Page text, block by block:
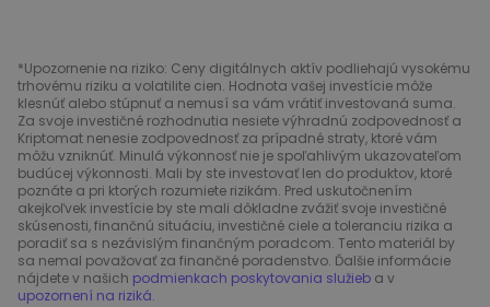
*Upozornenie na riziko: Ceny digitálnych aktív podliehajú vysokému
trhovému riziku a volatilite cien. Hodnota vašej investície môže
klesnúť alebo stúpnuť a nemusí sa vám vrátiť investovaná suma.
Za svoje investičné rozhodnutia nesiete výhradnú zodpovednosť a
Kriptomat nenesie zodpovednosť za prípadné straty, ktoré vám
môžu vzniknúť. Minulá výkonnosť nie je spoľahlivým ukazovateľom
budúcej výkonnosti. Mali by ste investovať len do produktov, ktoré
poznáte a pri ktorých rozumiete rizikám. Pred uskutočnením
akejkoľvek investície by ste mali dôkladne zvážiť svoje investičné
skúsenosti, finančnú situáciu, investičné ciele a toleranciu rizika a
poradiť sa s nezávislým finančným poradcom. Tento materiál by
sa nemal považovať za finančné poradenstvo. Ďalšie informácie
nájdete v našich podmienkach poskytovania služieb a v
upozornení na riziká.